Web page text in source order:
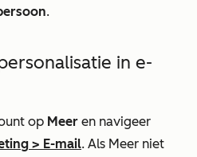
.
in e-
op Meer en navigeer
> E-mail. Als Meer niet